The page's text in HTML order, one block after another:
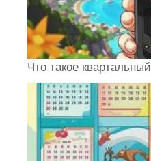
Что такое